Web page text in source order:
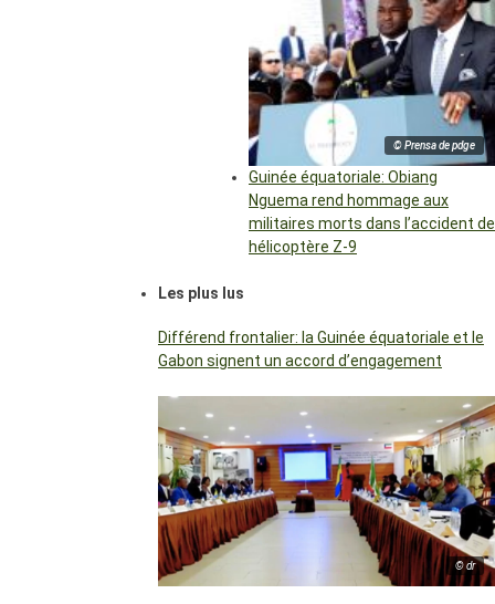
© Prensa de pdge
Guinée équatoriale: Obiang
Nguema rend hommage aux
militaires morts dans l’accident de
hélicoptère Z-9
Les plus lus
Différend frontalier: la Guinée équatoriale et le
Gabon signent un accord d’engagement
© dr